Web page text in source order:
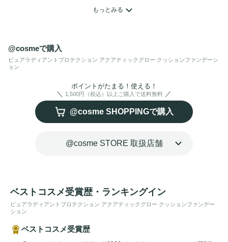
なシームレスな透明感に、
がりをキープ。自然で軽い、みずみずしい ツヤがピュア肌を
叶えます。
もっとみる
@cosmeで購入
ピュアラディアントプロテクション アクアティックグロー クッションファンデーシ
ョン
ポイントがたまる！使える！
1,500円（税込）以上ご購入で送料無料
@cosme SHOPPINGで購入
@cosme STORE 取扱店舗
ベストコスメ受賞歴・ランキングイン
ピュアラディアントプロテクション アクアティックグロー クッションファンデー
ション
ベストコスメ受賞歴